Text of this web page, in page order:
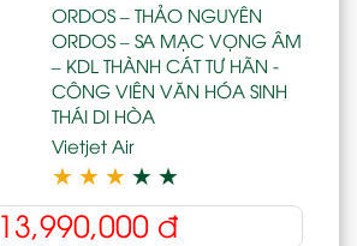
ORDOS – THẢO NGUYÊN
ORDOS – SA MẠC VỌNG ÂM
– KDL THÀNH CÁT TƯ HÃN -
CÔNG VIÊN VĂN HÓA SINH
THÁI DI HÒA
Vietjet Air
★ ★ ★ ★ ★
13,990,000 đ